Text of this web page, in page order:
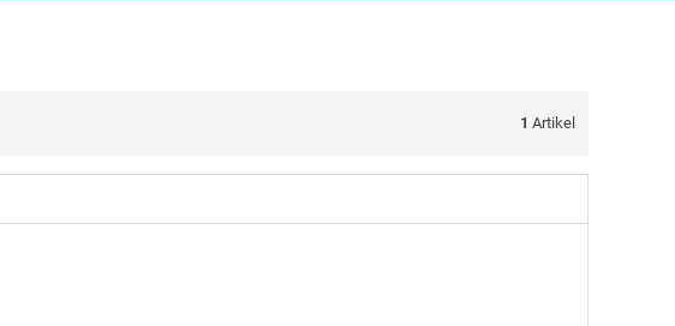
1 Artikel